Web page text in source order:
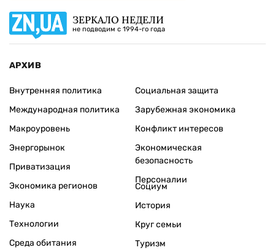
ЗЕРКАЛО НЕДЕЛИ
не подводим с 1994-го года
АРХИВ
Внутренняя политика
Международная политика
Макроуровень
Энергорынок
Приватизация
Экономика регионов
Социальная защита
Зарубежная экономика
Конфликт интересов
Экономическая
безопасность
Персоналии
Наука
Технологии
Среда обитания
Социум
История
Круг семьи
Туризм